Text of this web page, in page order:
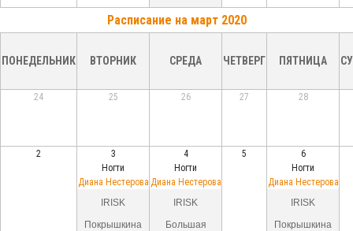
Расписание на март 2020
ПОНЕДЕЛЬНИК ВТОРНИК СРЕДА ЧЕТВЕРГ ПЯТНИЦА
24 25 26 27 28
2
3
Ногти
Диана Нестерова
IRISK
Покрышкина
4
Ногти
Диана Нестерова
IRISK
Большая
5
6
Ногти
Диана Нестерова
IRISK
Покрышкина